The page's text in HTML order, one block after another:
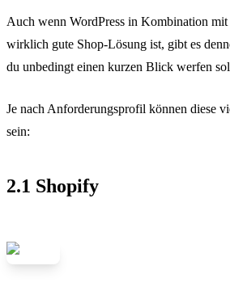
Auch wenn WordPress in Kombination
wirklich gute Shop-Lösung ist, gibt es
du unbedingt einen kurzen Blick werfen
Je nach Anforderungsprofil können diese
sein:
2.1 Shopify